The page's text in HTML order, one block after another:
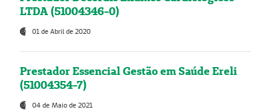
LTDA (51004346-0)
01 de Abril de 2020
Prestador Essencial Gestão em Saúde Ereli
(51004354-7)
04 de Maio de 2021